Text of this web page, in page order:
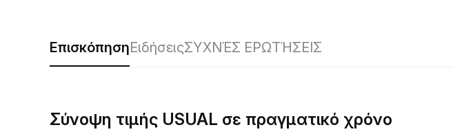
ΕπισκόπησηΕιδήσειςΣΥΧΝΈΣ ΕΡΩΤΉΣΕΙΣ
Σύνοψη τιμής USUAL σε πραγματικό χρόνο